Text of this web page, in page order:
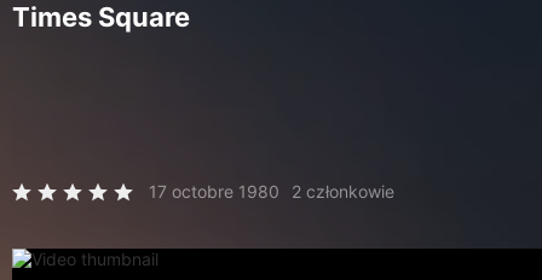
Times Square
17 octobre 1980 2 członkowie